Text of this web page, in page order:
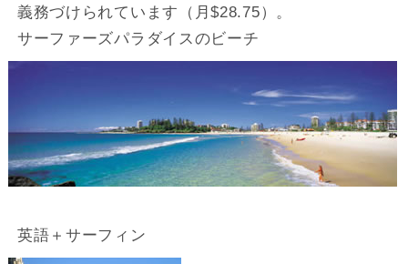
義務づけられています（月$28.75）。
サーファーズパラダイスのビーチ
英語＋サーフィン